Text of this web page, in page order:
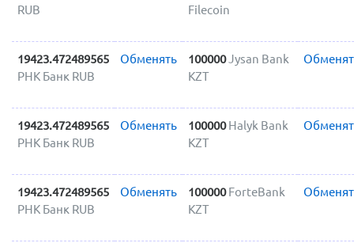
RUB
Filecoin
19423.472489565
РНК Банк RUB
Обменять 100000Jysan Bank
KZT
19423.472489565
РНК Банк RUB
Обменять 100000 Halyk Bank
KZT
19423.472489565
РНК Банк RUB
Обменять 100000 ForteBank
KZT